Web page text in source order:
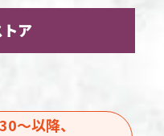
ア
～以降、